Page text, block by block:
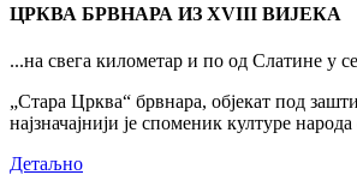
ЦРКВА БРВНАРА ИЗ XVIII ВИЈЕКА
...на свега километар и по од Слатине у
„Стара Црква“ брвнара, објекат под
најзначајнији је споменик културе народа
Детаљно